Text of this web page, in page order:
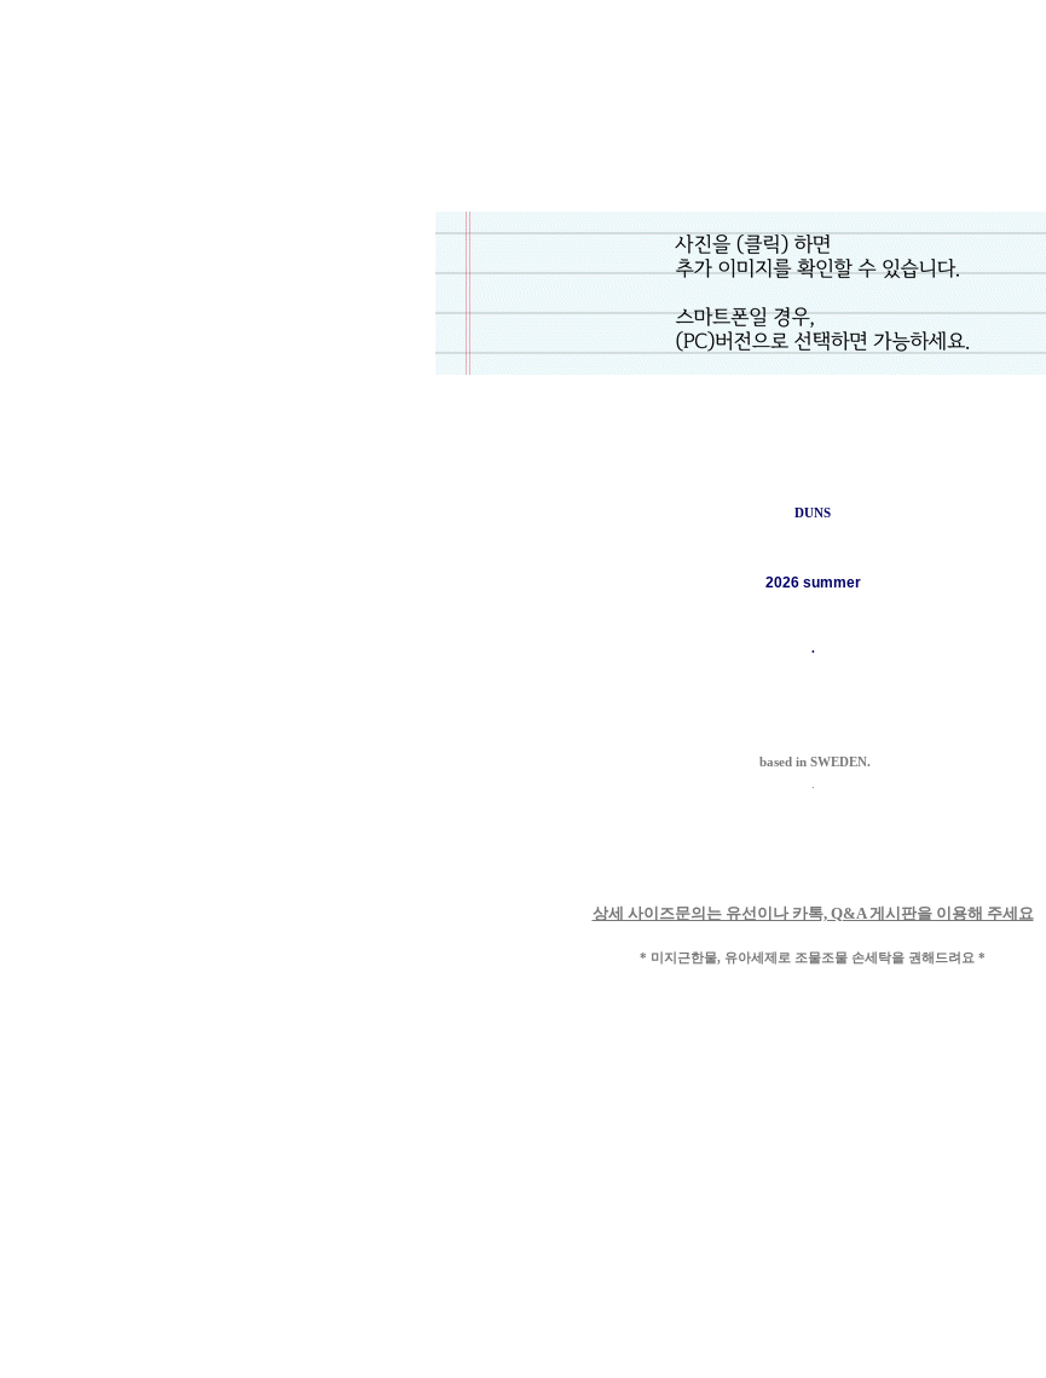
DUNS
2026 summer
.
based in SWEDEN.
상세 사이즈문의는 유선이나 카톡, Q&A 게시판을 이용해 주세요
* 미지근한물, 유아세제로 조물조물 손세탁을 권해드려요 *